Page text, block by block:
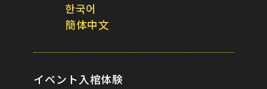
한국어
簡体中文
イベント 入棺体験